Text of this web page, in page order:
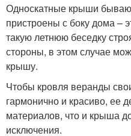
Односкатные крыши
пристроены с боку дома –
такую летнюю беседку
стороны, в этом случае
крышу.
Чтобы кровля веранды
гармонично и красиво, ее
материалов, что и крыша
исключения.